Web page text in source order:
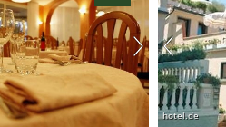
hotel.de